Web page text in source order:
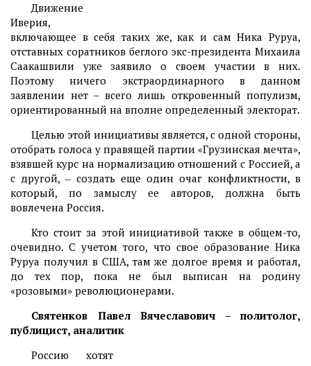
Движение
Иверия,
включающее в себя таких же, как и сам Ника Руруа,
отставных соратников беглого экс-президента Михаила
Саакашвили уже заявило о своем участии в них.
Поэтому ничего экстраординарного в данном
заявлении нет – всего лишь откровенный популизм,
ориентированный на вполне определенный электорат.
Целью этой инициативы является, с одной стороны,
отобрать голоса у правящей партии «Грузинская мечта»,
взявшей курс на нормализацию отношений с Россией, а
с другой, ‒ создать еще один очаг конфликтности, в
который, по замыслу ее авторов, должна быть
вовлечена Россия.
Кто стоит за этой инициативой также в общем-то,
очевидно. С учетом того, что свое образование Ника
Руруа получил в США, там же долгое время и работал,
до тех пор, пока не был выписан на родину
«розовыми» революционерами.
Святенков Павел Вячеславович – политолог,
публицист, аналитик
Россию хотят